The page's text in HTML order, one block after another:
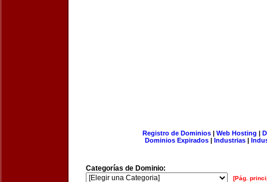
Registro de Dominios| Web Hosting |
Dominios Expirados | Industrias |
Categorías de Dominio:
[Pág.